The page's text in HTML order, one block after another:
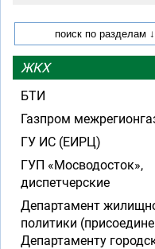
ЖКХ
БТИ
Газпром
ГУ ИС (ЕИРЦ)
ГУП «Мосводосток»,
диспетчерские
Департамент
политики
Департаменту